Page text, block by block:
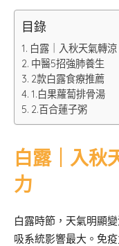
目錄
白露｜入秋天氣轉
中醫5招強肺養生
2款白露食療推薦
1.白果蘿蔔排骨湯
2.百合蓮子粥
白露｜入秋
力
白露時節，天氣明顯
吸系統影響最大。免